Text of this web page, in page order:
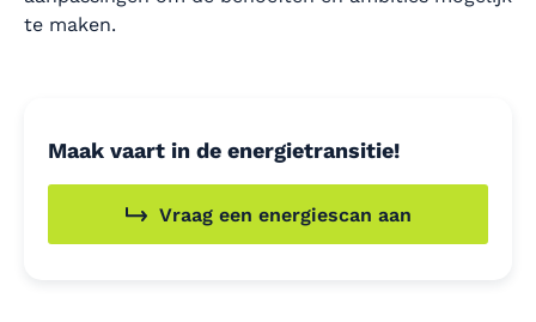
te maken.
Maak vaart in de energietransitie!
Vraag een energiescan aan